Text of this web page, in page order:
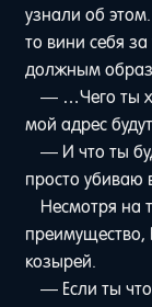
узнали об
то вини себя за
должным
— …Чего ты
мой адрес
— И что ты
просто убиваю
Несмотря на
преимущество,
козырей.
— Если ты